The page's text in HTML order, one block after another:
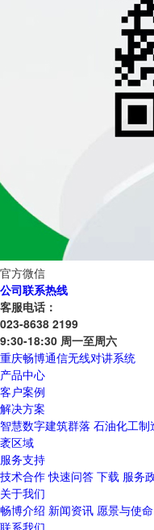
官方微信
公司联系热线
客服电话：
023-8638 2199
9:30-18:30 周一至周六
重庆畅博通信无线对讲系统
产品中心
客户案例
解决方案
智慧数字建筑群落 石油化工制
袤区域
服务支持
技术合作 快速问答 下载 服务
关于我们
畅博介绍 新闻资讯 愿景与使命
联系我们